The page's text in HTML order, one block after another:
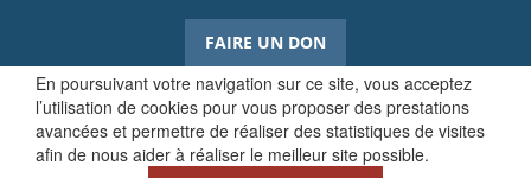
En poursuivant votre navigation sur ce site, vous acceptez
l’utilisation de cookies pour vous proposer des prestations
avancées et permettre de réaliser des statistiques de visites
afin de nous aider à réaliser le meilleur site possible.
FAIRE UN DON